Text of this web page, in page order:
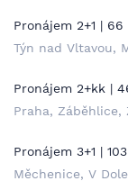
Pronájem 2+1 | 66
Týn nad Vltavou,
Pronájem 2+kk |
Praha, Záběhlice,
Pronájem 3+1 |
Měchenice, V